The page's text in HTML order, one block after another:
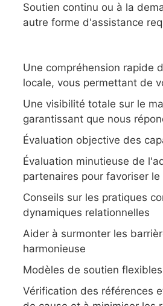
Soutien continu ou à la
autre forme d'assistance
Une compréhension rapide
locale, vous permettant de
Une visibilité totale sur le
garantissant que nous
Évaluation objective des
Évaluation minutieuse de
partenaires pour favoriser
Conseils sur les pratiques
dynamiques relationnelles
Aider à surmonter les
harmonieuse
Modèles de soutien
Vérification des références